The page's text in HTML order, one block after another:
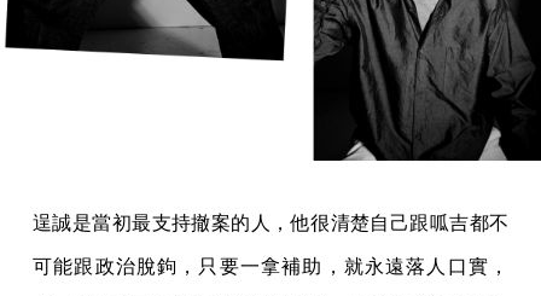
逞誠是當初最支持撤案的人，他很清楚自己跟呱吉都不
可能跟政治脫鉤，只要一拿補助，就永遠落人口實，